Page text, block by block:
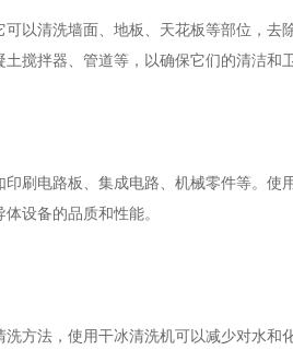
以清洗墙面、地板、天花板等部位，去
搅拌器、管道等，以确保它们的清洁和卫
刷电路板、集成电路、机械零件等。使
设备的品质和性能。
方法，使用干冰清洗机可以减少对水和